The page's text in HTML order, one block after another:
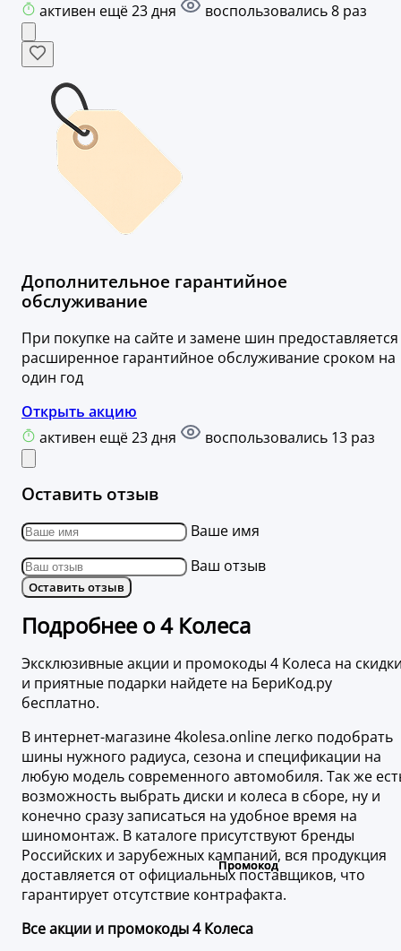
активен ещё 23 дня
воспользовались 8 раз
Дополнительное гарантийное
обслуживание
При покупке на сайте и замене шин предоставляется
расширенное гарантийное обслуживание сроком на
один год
Открыть акцию
активен ещё 23 дня
воспользовались 13 раз
Оставить отзыв
Ваше имя
Ваш отзыв
Оставить отзыв
Подробнее о 4 Колеса
Эксклюзивные акции и промокоды 4 Колеса на
и приятные подарки найдете на БериКод.ру
бесплатно.
В интернет-магазине 4kolesa.online легко подобрать
шины нужного радиуса, сезона и спецификации на
любую модель современного автомобиля. Так же
возможность выбрать диски и колеса в сборе, ну и
конечно сразу записаться на удобное время на
шиномонтаж. В каталоге присутствуют бренды
Российских и зарубежных кампаний, вся продукция
доставляется от официальных поставщиков, что
гарантирует отсутствие контрафакта.
Все акции и промокоды 4 Колеса